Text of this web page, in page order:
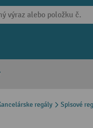
regály Spisové